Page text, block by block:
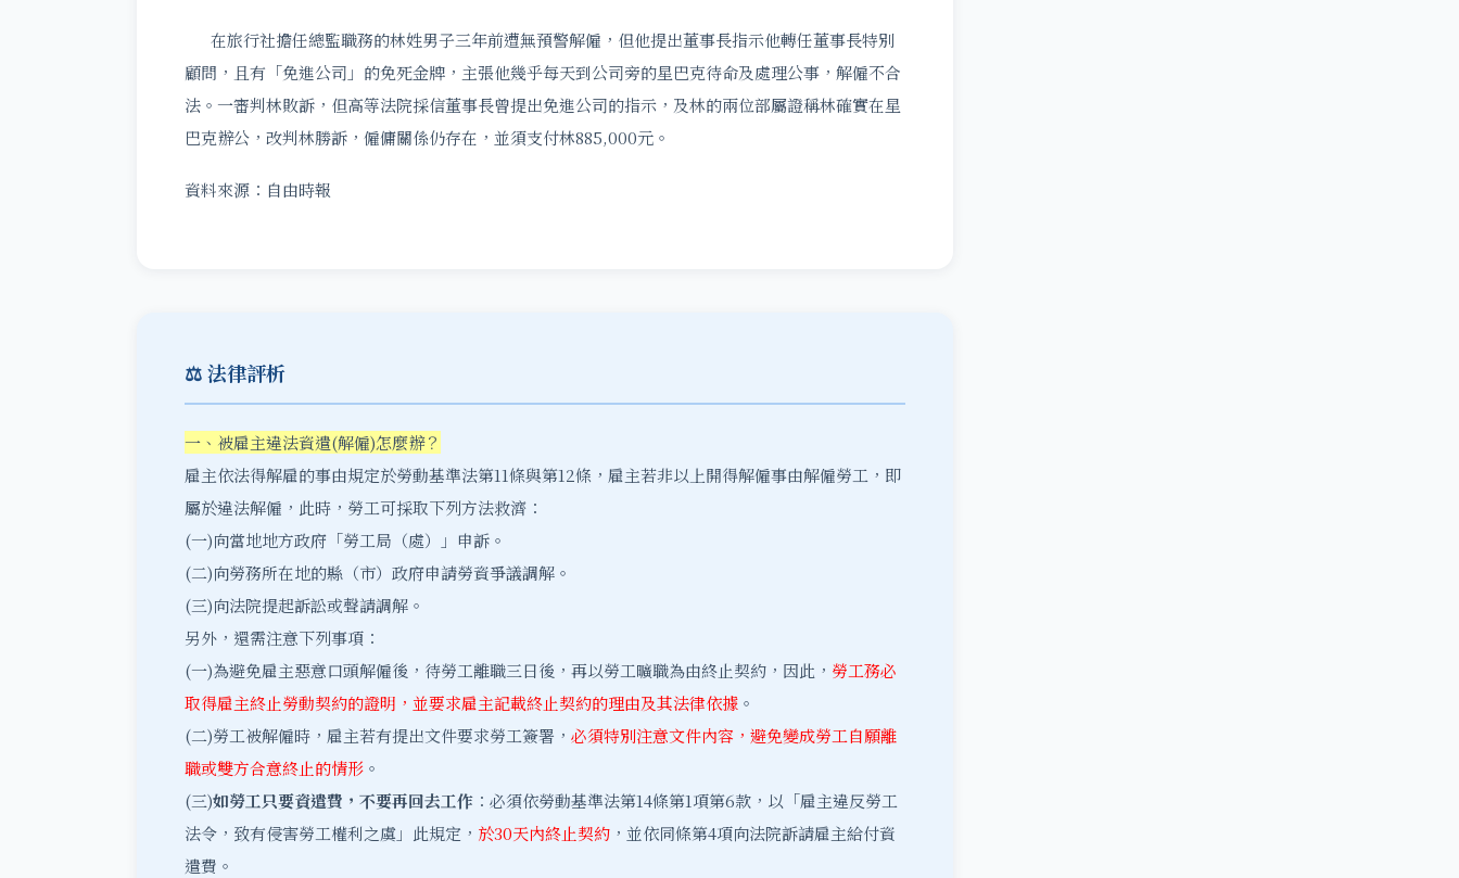
在旅行社擔任總監職務的林姓男子三年前遭無預警解僱，但他提出董事長指示他轉任董事長特別
顧問，且有「免進公司」的免死金牌，主張他幾乎每天到公司旁的星巴克待命及處理公事，解僱不合
法。一審判林敗訴，但高等法院採信董事長曾提出免進公司的指示，及林的兩位部屬證稱林確實在星
巴克辦公，改判林勝訴，僱傭關係仍存在，並須支付林885,000元。
資料來源：自由時報
⚖️ 法律評析
一、被雇主違法資遣(解僱)怎麼辦？
雇主依法得解雇的事由規定於勞動基準法第11條與第12條，雇主若非以上開得解僱事由解僱勞工，即
屬於違法解僱，此時，勞工可採取下列方法救濟：
(一)向當地地方政府「勞工局（處）」申訴。
(二)向勞務所在地的縣（市）政府申請勞資爭議調解。
(三)向法院提起訴訟或聲請調解。
另外，還需注意下列事項：
(一)為避免雇主惡意口頭解僱後，待勞工離職三日後，再以勞工曠職為由終止契約，因此， 勞工務必
取得雇主終止勞動契約的證明，並要求雇主記載終止契約的理由及其法律依據 。
(二)勞工被解僱時，雇主若有提出文件要求勞工簽署， 必須特別注意文件內容，避免變成勞工自願離
職或雙方合意終止的情形 。
(三)如勞工只要資遣費，不要再回去工作 ：必須依勞動基準法第14條第1項第6款，以「雇主違反勞工
法令，致有侵害勞工權利之虞」此規定， 於30天內終止契約 ，並依同條第4項向法院訴請雇主給付資
遣費。